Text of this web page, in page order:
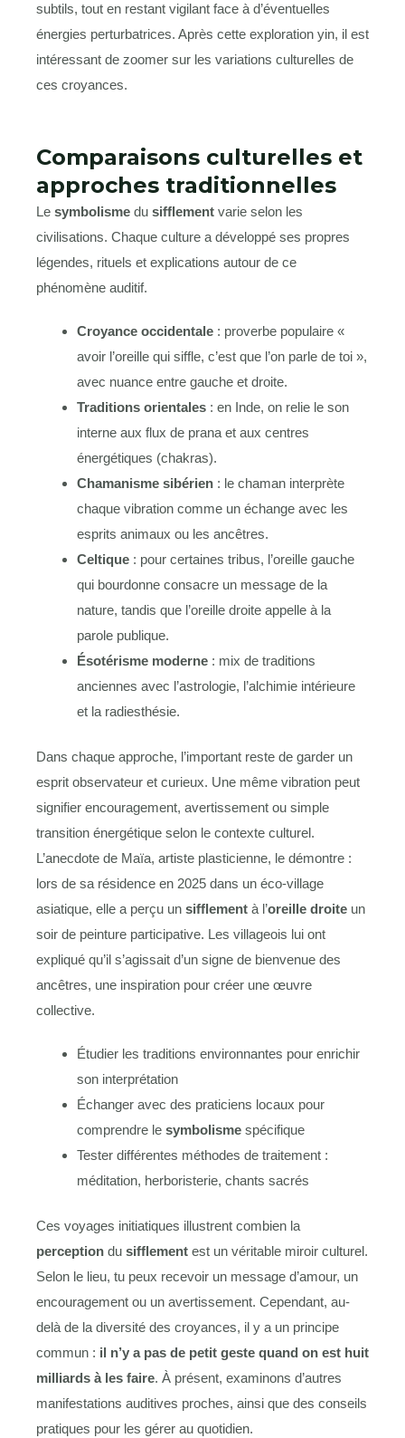
subtils, tout en restant vigilant face à d’éventuelles
énergies perturbatrices. Après cette exploration yin, il est
intéressant de zoomer sur les variations culturelles de
ces croyances.
Comparaisons culturelles et
approches traditionnelles
Le symbolisme du sifflement varie selon les
civilisations. Chaque culture a développé ses propres
légendes, rituels et explications autour de ce
phénomène auditif.
Croyance occidentale : proverbe populaire «
avoir l’oreille qui siffle, c’est que l’on parle de toi »,
avec nuance entre gauche et droite.
Traditions orientales : en Inde, on relie le son
interne aux flux de prana et aux centres
énergétiques (chakras).
Chamanisme sibérien : le chaman interprète
chaque vibration comme un échange avec les
esprits animaux ou les ancêtres.
Celtique : pour certaines tribus, l’oreille gauche
qui bourdonne consacre un message de la
nature, tandis que l’oreille droite appelle à la
parole publique.
Ésotérisme moderne : mix de traditions
anciennes avec l’astrologie, l’alchimie intérieure
et la radiesthésie.
Dans chaque approche, l’important reste de garder un
esprit observateur et curieux. Une même vibration peut
signifier encouragement, avertissement ou simple
transition énergétique selon le contexte culturel.
L’anecdote de Maïa, artiste plasticienne, le démontre :
lors de sa résidence en 2025 dans un éco-village
asiatique, elle a perçu un sifflement à l’oreille droite un
soir de peinture participative. Les villageois lui ont
expliqué qu’il s’agissait d’un signe de bienvenue des
ancêtres, une inspiration pour créer une œuvre
collective.
Étudier les traditions environnantes pour enrichir
son interprétation
Échanger avec des praticiens locaux pour
comprendre le symbolisme spécifique
Tester différentes méthodes de traitement :
méditation, herboristerie, chants sacrés
Ces voyages initiatiques illustrent combien la
perception du sifflement est un véritable miroir culturel.
Selon le lieu, tu peux recevoir un message d’amour, un
encouragement ou un avertissement. Cependant, au-
delà de la diversité des croyances, il y a un principe
commun : il n’y a pas de petit geste quand on est huit
milliards à les faire. À présent, examinons d’autres
manifestations auditives proches, ainsi que des conseils
pratiques pour les gérer au quotidien.